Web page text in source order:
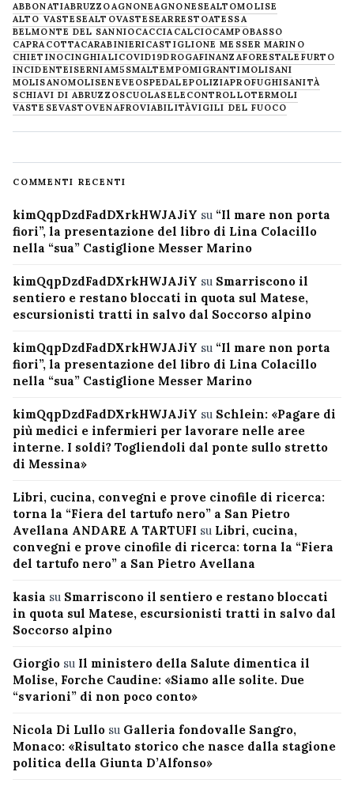
ABBONATIABRUZZOAGNONEAGNONESEALTOMOLISE
ALTO VASTESEALTOVASTESEARRESTOATESSA
BELMONTE DEL SANNIOCACCIACALCIOCAMPOBASSO
CAPRACOTTACARABINIERICASTIGLIONE MESSER MARINO
CHIETINOCINGHIALICOVID19DROGAFINANZAFORESTALE FURTO
INCIDENTEISERNIAM5SMALTEMPOMIGRANTIMOLISANI
MOLISANOMOLISENEVE OSPEDALEPOLIZIAPROFUGHISANITÀ
SCHIAVI DI ABRUZZOSCUOLASELECONTROLLOTERMOLI
VASTESEVASTOVENAFROVIABILITÀVIGILI DEL FUOCO
COMMENTI RECENTI
kimQqpDzdFadDXrkHWJAJiY su “Il mare non porta
fiori”, la presentazione del libro di Lina Colacillo
nella “sua” Castiglione Messer Marino
kimQqpDzdFadDXrkHWJAJiY su Smarriscono il
sentiero e restano bloccati in quota sul Matese,
escursionisti tratti in salvo dal Soccorso alpino
kimQqpDzdFadDXrkHWJAJiY su “Il mare non porta
fiori”, la presentazione del libro di Lina Colacillo
nella “sua” Castiglione Messer Marino
kimQqpDzdFadDXrkHWJAJiY su Schlein: «Pagare di
più medici e infermieri per lavorare nelle aree
interne. I soldi? Togliendoli dal ponte sullo stretto
di Messina»
Libri, cucina, convegni e prove cinofile di ricerca:
torna la “Fiera del tartufo nero” a San Pietro
Avellana ANDARE A TARTUFI su Libri, cucina,
convegni e prove cinofile di ricerca: torna la “Fiera
del tartufo nero” a San Pietro Avellana
kasia su Smarriscono il sentiero e restano bloccati
in quota sul Matese, escursionisti tratti in salvo dal
Soccorso alpino
Giorgio su Il ministero della Salute dimentica il
Molise, Forche Caudine: «Siamo alle solite. Due
“svarioni” di non poco conto»
Nicola Di Lullo su Galleria fondovalle Sangro,
Monaco: «Risultato storico che nasce dalla stagione
politica della Giunta D’Alfonso»